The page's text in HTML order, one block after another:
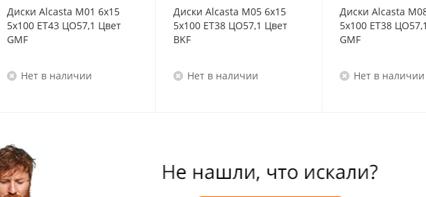
Диски Alcasta M01 6x15
5x100 ET43 ЦО57,1 Цвет
GMF
Нет в наличии
Диски Alcasta M05 6x15
5x100 ET38 ЦО57,1 Цвет
BKF
Нет в наличии
Диски Alcasta
5x100 ET38
GMF
Нет в наличии